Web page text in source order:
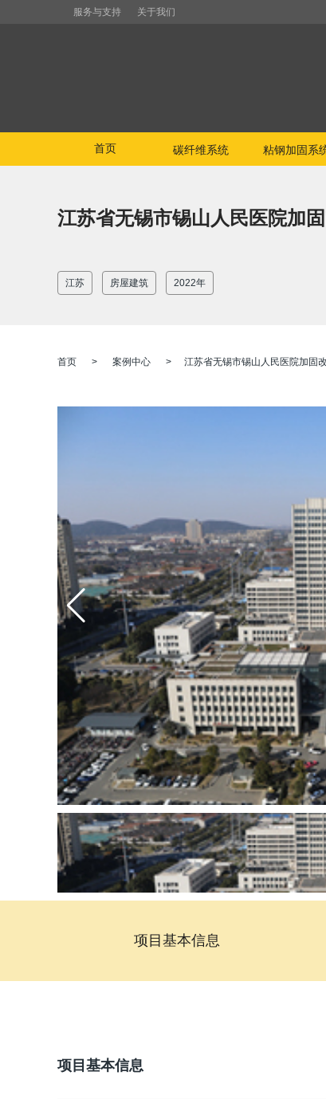
服务与支持 关于我们
首页 碳纤维系统 粘钢加固系
江苏省无锡市锡山人民医院加
江苏 房屋建筑 2022年
首页 > 案例中心 > 江苏省无锡市锡山人民医院加固
项目基本信息
项目基本信息